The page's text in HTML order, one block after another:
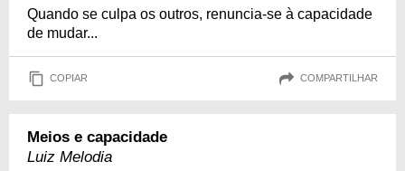
Quando se culpa os outros, renuncia-se à capacidade
de mudar...
COPIAR COMPARTILHAR
Meios e capacidade
Luiz Melodia